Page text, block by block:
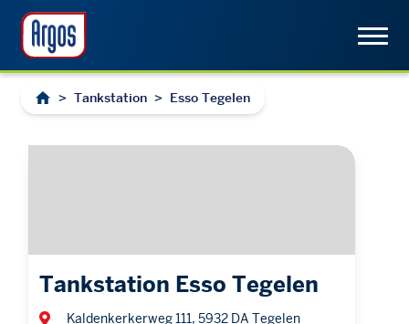
> Tankstation > Esso Tegelen
Tankstation Esso Tegelen
Kaldenkerkerweg 111, 5932 DA Tegelen